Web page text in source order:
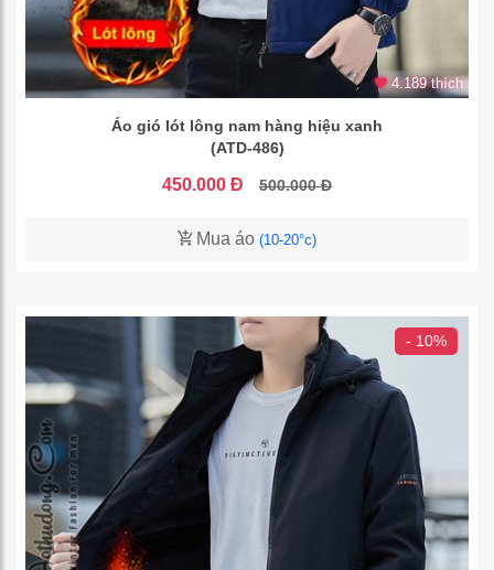
4.189 thích
Áo gió lót lông nam hàng hiệu xanh
(ATD-486)
450.000 Đ 500.000 Đ
Mua áo (10-20°c)
- 10%